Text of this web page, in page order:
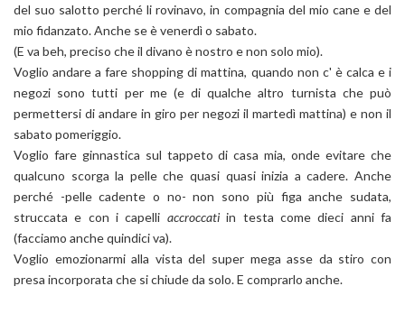
del suo salotto perché li rovinavo, in compagnia del mio cane e del
mio fidanzato. Anche se è venerdì o sabato.
(E va beh, preciso che il divano è nostro e non solo mio).
Voglio andare a fare shopping di mattina, quando non c' è calca e i
negozi sono tutti per me (e di qualche altro turnista che può
permettersi di andare in giro per negozi il martedì mattina) e non il
sabato pomeriggio.
Voglio fare ginnastica sul tappeto di casa mia, onde evitare che
qualcuno scorga la pelle che quasi quasi inizia a cadere. Anche
perché -pelle cadente o no- non sono più figa anche sudata,
struccata e con i capelli accroccatiin testa come dieci anni fa
(facciamo anche quindici va).
Voglio emozionarmi alla vista del super mega asse da stiro con
presa incorporata che si chiude da solo. E comprarlo anche.